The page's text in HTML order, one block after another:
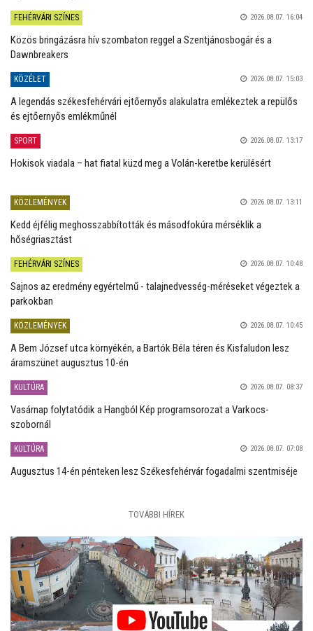
FEHÉRVÁRI SZÍNES 2026.08.07. 16:04
Közös bringázásra hív szombaton reggel a Szentjánosbogár és a
Dawnbreakers
KÖZÉLET 2026.08.07. 15:03
A legendás székesfehérvári ejtőernyős alakulatra emlékeztek a repülős
és ejtőernyős emlékműnél
SPORT 2026.08.07. 13:17
Hokisok viadala – hat fiatal küzd meg a Volán-keretbe kerülésért
KÖZLEMÉNYEK 2026.08.07. 13:11
Kedd éjfélig meghosszabbították és másodfokúra mérséklik a
hőségriasztást
FEHÉRVÁRI SZÍNES 2026.08.07. 10:48
Sajnos az eredmény egyértelmű - talajnedvesség-méréseket végeztek a
parkokban
KÖZLEMÉNYEK 2026.08.07. 10:45
A Bem József utca környékén, a Bartók Béla téren és Kisfaludon lesz
áramszünet augusztus 10-én
KULTÚRA 2026.08.07. 08:37
Vasárnap folytatódik a Hangból Kép programsorozat a Varkocs-
szobornál
KULTÚRA 2026.08.07. 07:08
Augusztus 14-én pénteken lesz Székesfehérvár fogadalmi szentmiséje
TOVÁBBI HÍREK